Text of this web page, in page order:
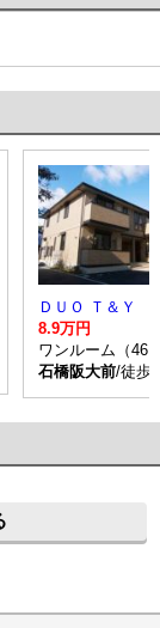
ＤＵＯ Ｔ＆Ｙ
8.9万円
ワンルーム（
石橋阪大前/徒歩